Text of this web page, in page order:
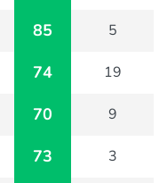
85 5
74 19
70 9
73 3